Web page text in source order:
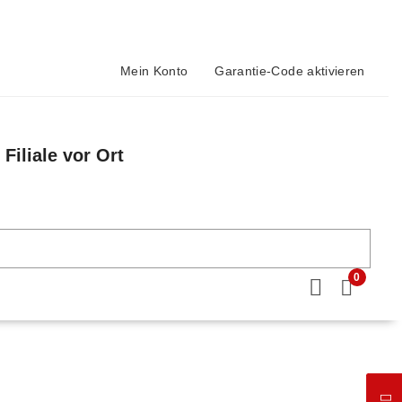
Mein Konto Garantie-Code aktivieren
Filiale vor Ort
0